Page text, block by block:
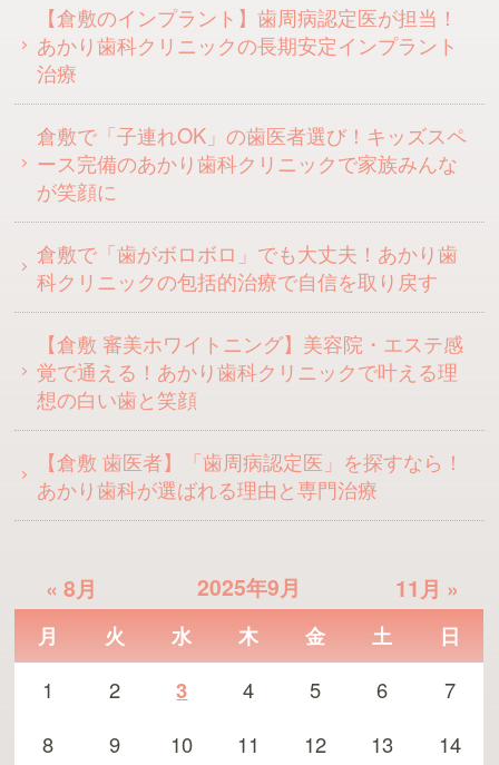
【倉敷のインプラント】歯周病認定医が担当！
あかり歯科クリニックの長期安定インプラント
治療
倉敷で「子連れOK」の歯医者選び！キッズスペ
ース完備のあかり歯科クリニックで家族みんな
が笑顔に
倉敷で「歯がボロボロ」でも大丈夫！あかり歯
科クリニックの包括的治療で自信を取り戻す
【倉敷 審美ホワイトニング】美容院・エステ感
覚で通える！あかり歯科クリニックで叶える理
想の白い歯と笑顔
【倉敷 歯医者】「歯周病認定医」を探すなら！
あかり歯科が選ばれる理由と専門治療
2025年9月
月 火 水 木 金 土 日
« 8月 11月 »
1 2 3 4 5 6
7
8
9 10 11 12 13
14